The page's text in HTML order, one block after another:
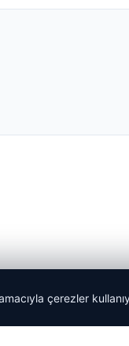
çerezler